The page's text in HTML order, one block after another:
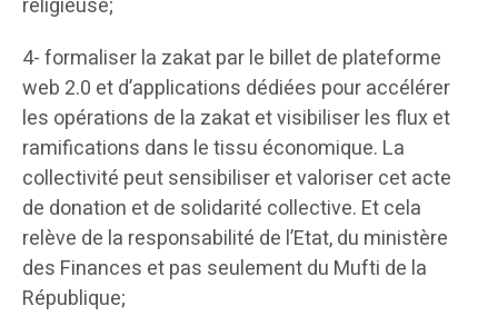
religieuse;
4- formaliser la zakat par le billet de plateforme
web 2.0 et d’applications dédiées pour accélérer
les opérations de la zakat et visibiliser les flux et
ramifications dans le tissu économique. La
collectivité peut sensibiliser et valoriser cet acte
de donation et de solidarité collective. Et cela
relève de la responsabilité de l’Etat, du ministère
des Finances et pas seulement du Mufti de la
République;